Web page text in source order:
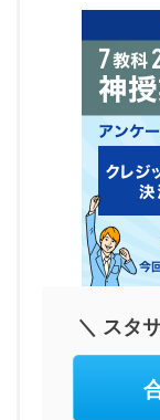
＼ スタ